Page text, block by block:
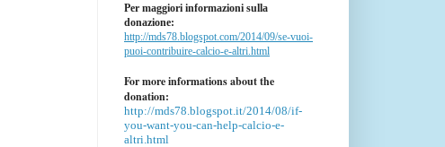
Per maggiori informazioni sulla
donazione:
http://mds78.blogspot.com/2014/09/se-vuoi-
puoi-contribuire-calcio-e-altri.html
For more informations about the
donation:
http://mds78.blogspot.it/2014/08/if-
you-want-you-can-help-calcio-e-
altri.html